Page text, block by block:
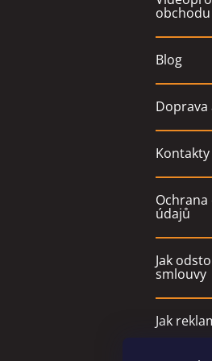
obchodu
Blog
Doprava
Kontakty
údajů
Jak
smlouvy
Jak